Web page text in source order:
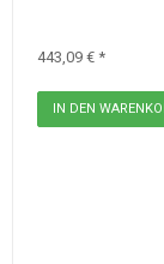
443,09 € *